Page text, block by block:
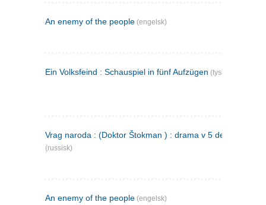
An enemy of the people (engelsk)
Ein Volksfeind : Schauspiel in fünf Aufzügen (tysk)
Vrag naroda : (Doktor Štokman ) : drama v 5 dejstvijach
(russisk)
An enemy of the people (engelsk)